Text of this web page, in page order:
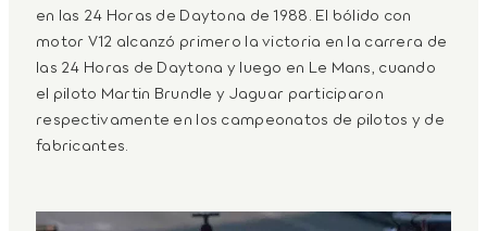
en las 24 Horas de Daytona de 1988. El bólido con
motor V12 alcanzó primero la victoria en la carrera de
las 24 Horas de Daytona y luego en Le Mans, cuando
el piloto Martin Brundle y Jaguar participaron
respectivamente en los campeonatos de pilotos y de
fabricantes.